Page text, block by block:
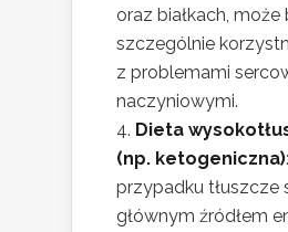
oraz białkach, może
szczególnie
z problemami
naczyniowymi.
Dieta
(np. ketogeniczna)
przypadku tłuszcze
głównym źródłem